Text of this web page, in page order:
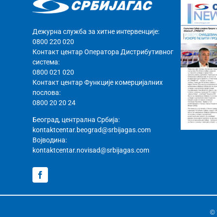
Дежурна служба за хитне интервенције:
0800 220 020
Контакт центар Оператора Дистрибутивног
система:
0800 021 020
Контакт центар Функције комерцијалних
послова:
0800 20 20 24
Београд, централна Србија:
kontaktcentar.beograd@srbijagas.com
Војводина:
kontaktcentar.novisad@srbijagas.com
©